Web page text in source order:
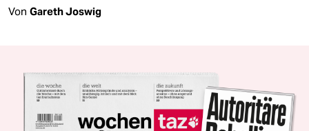
Von Gareth Joswig